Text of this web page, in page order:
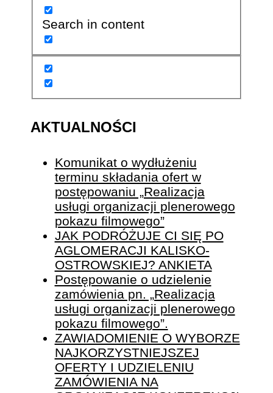
Search in content
AKTUALNOŚCI
Komunikat o wydłużeniu
terminu składania ofert w
postępowaniu „Realizacja
usługi organizacji plenerowego
pokazu filmowego”
JAK PODRÓŻUJE CI SIĘ PO
AGLOMERACJI KALISKO-
OSTROWSKIEJ? ANKIETA
Postępowanie o udzielenie
zamówienia pn. „Realizacja
usługi organizacji plenerowego
pokazu filmowego”.
ZAWIADOMIENIE O WYBORZE
NAJKORZYSTNIEJSZEJ
OFERTY I UDZIELENIU
ZAMÓWIENIA NA